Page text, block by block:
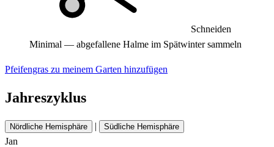
Schneiden
Minimal — abgefallene Halme im Spätwinter sammeln
Pfeifengras zu meinem Garten hinzufügen
Jahreszyklus
Nördliche Hemisphäre | Südliche Hemisphäre
Jan